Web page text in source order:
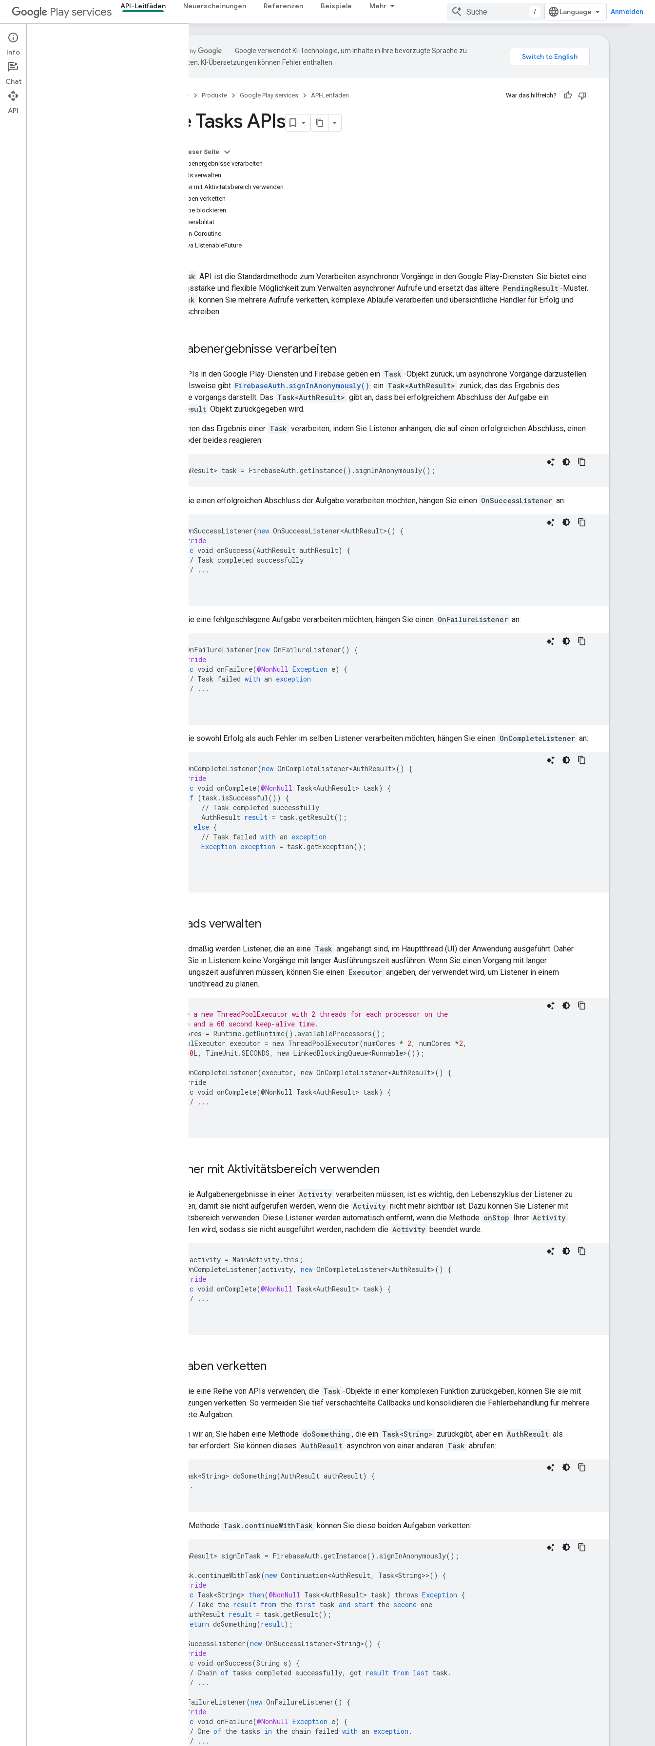
Play services API-Leitfäden Neuerscheinungen Referenzen Beispiele Mehr
/ Anmelden
Einrichtung
Auf APIs zugreifen
Clientauthentifizierung
Google verwendet KI-Technologie, um Inhalte in Ihre bevorzugte Sprache zu
übersetzen. KI-Übersetzungen können Fehler enthalten.
Startseite Produkte Google Play services API-Leitfäden War das hilfreich?
Die Tasks APIs
Auf dieser Seite
Aufgabenergebnisse verarbeiten
Threads verwalten
Listener mit Aktivitätsbereich verwenden
Aufgaben verketten
Aufgabe blockieren
Interoperabilität
Kotlin-Coroutine
Guava ListenableFuture
Task API ist die Standardmethode zum Verarbeiten asynchroner Vorgänge in den Google Play-Diensten. Sie bietet eine
leistungsstarke und flexible Möglichkeit zum Verwalten asynchroner Aufrufe und ersetzt das ältere PendingResult -Muster.
Task können Sie mehrere Aufrufe verketten, komplexe Abläufe verarbeiten und übersichtliche Handler für Erfolg und
Fehler schreiben.
Aufgabenergebnisse verarbeiten
Viele APIs in den Google Play-Diensten und Firebase geben ein Task -Objekt zurück, um asynchrone Vorgänge darzustellen.
Beispielsweise gibt FirebaseAuth.signInAnonymously() ein Task<AuthResult> zurück, das das Ergebnis des
Anmelde vorgangs darstellt. Das Task<AuthResult> gibt an, dass bei erfolgreichem Abschluss der Aufgabe ein
AuthResult Objekt zurückgegeben wird.
Sie können das Ergebnis einer Task verarbeiten, indem Sie Listener anhängen, die auf einen erfolgreichen Abschluss, einen
Fehler oder beides reagieren:
Task<AuthResult> task = FirebaseAuth.getInstance().signInAnonymously();
Wenn Sie einen erfolgreichen Abschluss der Aufgabe verarbeiten möchten, hängen Sie einen OnSuccessListener an:
addOnSuccessListener(new OnSuccessListener<AuthResult>()
{
@Override
public void onSuccess(AuthResult authResult)
{
// Task completed successfully
//
...
Wenn Sie eine fehlgeschlagene Aufgabe verarbeiten möchten, hängen Sie einen OnFailureListener an:
addOnFailureListener(new OnFailureListener()
{
@Override
public void onFailure(@NonNull Exception e)
{
// Task failed with an exception
//
...
Wenn Sie sowohl Erfolg als auch Fehler im selben Listener verarbeiten möchten, hängen Sie einen OnCompleteListener an:
addOnCompleteListener(new OnCompleteListener<AuthResult>()
{
@Override
public void onComplete(@NonNull Task<AuthResult> task)
{
if (task . isSuccessful())
{
// Task completed successfully
AuthResult result = task .getResult();
} else {
// Task failed with an exception
Exception exception = task .getException();
}
Threads verwalten
Standardmäßig werden Listener, die an eine Task angehängt sind, im Hauptthread (UI) der Anwendung ausgeführt. Daher
sollten Sie in Listenern keine Vorgänge mit langer Ausführungszeit ausführen. Wenn Sie einen Vorgang mit langer
Ausführungszeit ausführen müssen, können Sie einen Executor angeben, der verwendet wird, um Listener in einem
Hintergrundthread zu planen.
// Create a new ThreadPoolExecutor with 2 threads for each processor on the
// device and a 60 second keep-alive time.
numCores = Runtime.getRuntime().availableProcessors();
ThreadPoolExecutor executor = new ThreadPoolExecutor(numCores * 2, numCores *2,
60L, TimeUnit.SECONDS, new LinkedBlockingQueue<Runnable>());
addOnCompleteListener(executor, new OnCompleteListener<AuthResult>()
{
Override
public void onComplete(@NonNull Task<AuthResult> task)
{
// ...
Listener mit Aktivitätsbereich verwenden
Wenn Sie Aufgabenergebnisse in einer Activity verarbeiten müssen, ist es wichtig, den Lebenszyklus der Listener zu
verwalten, damit sie nicht aufgerufen werden, wenn die Activity nicht mehr sichtbar ist. Dazu können Sie Listener mit
Aktivitätsbereich verwenden. Diese Listener werden automatisch entfernt, wenn die Methode onStop Ihrer Activity
aufgerufen wird, sodass sie nicht ausgeführt werden, nachdem die Activity beendet wurde.
activity = MainActivity. this ;
addOnCompleteListener(activity, new OnCompleteListener<AuthResult>()
{
@Override
public void onComplete(@NonNull Task<AuthResult> task)
{
//
...
Aufgaben verketten
Wenn Sie eine Reihe von APIs verwenden, die Task -Objekte in einer komplexen Funktion zurückgeben, können Sie sie mit
Fortsetzungen verketten. So vermeiden Sie tief verschachtelte Callbacks und konsolidieren die Fehlerbehandlung für mehrere
verkettete Aufgaben.
Nehmen wir an, Sie haben eine Methode doSomething , die ein Task<String> zurückgibt, aber ein AuthResult als
Parameter erfordert. Sie können dieses AuthResult asynchron von einer anderen Task abrufen:
public Task<String> doSomething(AuthResult authResult) {
    // ...
Mit der Methode Task.continueWithTask können Sie diese beiden Aufgaben verketten:
Task<AuthResult> signInTask = FirebaseAuth .getInstance(). signInAnonymously();
signInTask .continueWithTask(new Continuation<AuthResult, Task<String>>()
{
@Override
public Task<String> then(@NonNull Task<AuthResult> task) throws Exception {
// Take the result from the first task and start the second one
AuthResult result = task .getResult();
return doSomething(result);
addOnSuccessListener(new OnSuccessListener<String>()
{
@Override
public void onSuccess(String s)
{
// Chain of tasks completed successfully, got result from last task .
//
...
addOnFailureListener(new OnFailureListener()
{
@Override
public void onFailure(@NonNull Exception e)
{
// One of the tasks in the chain failed with an exception .
//
...
Info
Chat
API